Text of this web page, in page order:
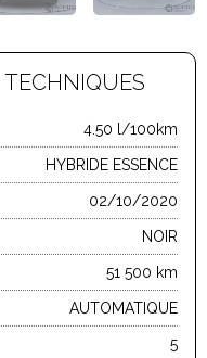
TECHNIQUES
4.50 l/100km
HYBRIDE ESSENCE
02/10/2020
NOIR
51 500 km
AUTOMATIQUE
5